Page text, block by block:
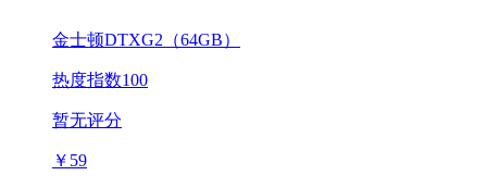
金士顿DTXG2（64GB）
热度指数100
暂无评分
￥ 59